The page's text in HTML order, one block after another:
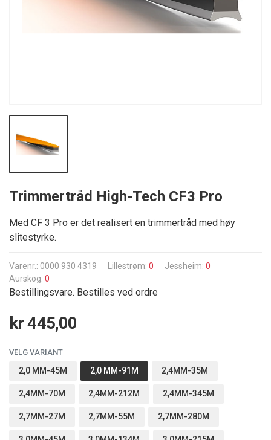
Trimmertråd High-Tech CF3 Pro
Med CF 3 Pro er det realisert en trimmertråd med høy
slitestyrke.
Varenr.: 0000 930 4319 Lillestrøm: 0 Jessheim: 0
Aurskog: 0
Bestillingsvare. Bestilles ved ordre
kr 445,00
VELG VARIANT
2,0 MM-45M 2,0 MM-91M 2,4MM-35M
2,4MM-70M 2,4MM-212M 2,4MM-345M
2,7MM-27M 2,7MM-55M 2,7MM-280M